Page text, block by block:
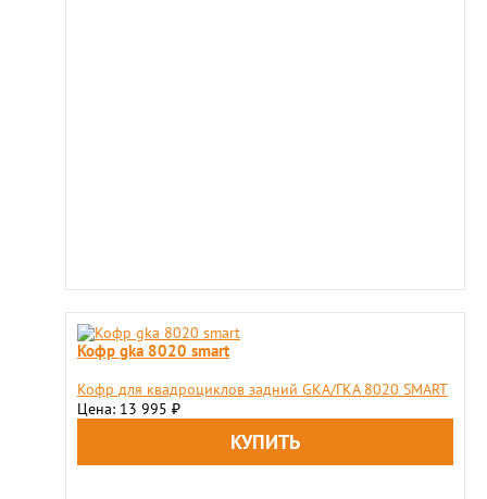
Кофр gka 8020 smart
Кофр для квадроциклов задний GKA/ГКА 8020 SMART
Цена: 13 995 ₽